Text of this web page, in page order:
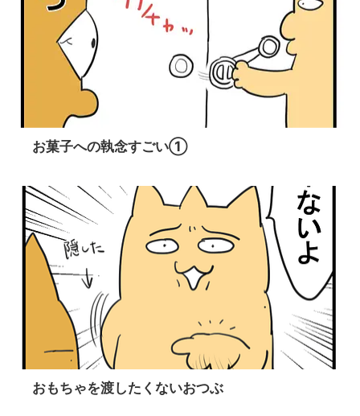
お菓子への執念すごい①
おもちゃを渡したくないおつぶ